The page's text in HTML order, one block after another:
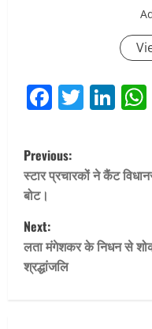
P
o
s
t
n
Previous:
स्टार प्रचारकों ने कैंट
बोट।
Next:
लता मंगेशकर के निधन से
श्रद्धांजलि